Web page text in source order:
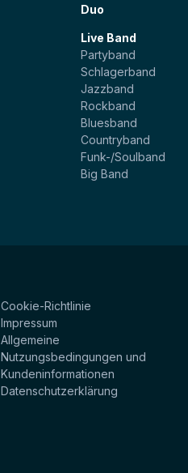
Duo
Live Band
Partyband
Schlagerband
Jazzband
Rockband
Bluesband
Countryband
Funk-/Soulband
Big Band
Cookie-Richtlinie
Impressum
Allgemeine
Nutzungsbedingungen und
Kundeninformationen
Datenschutzerklärung